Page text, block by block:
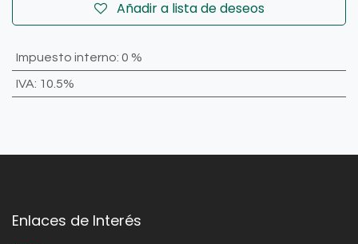
Añadir a lista de deseos
Impuesto interno: 0 %
IVA: 10.5%
Enlaces de Interés